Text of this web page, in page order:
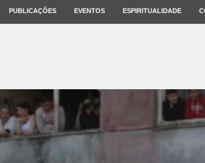
PUBLICAÇÕES EVENTOS ESPIRITUALIDADE